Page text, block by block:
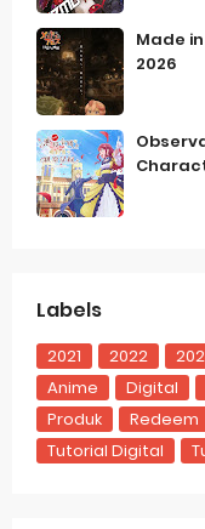
Made
2026
Labels
2021 2022
Anime
Digital
Produk
Redeem
Tutorial Digital